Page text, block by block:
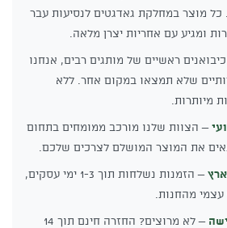
מוצר במחלקת גאדגטים לנסיעות עבר
ומגיע עם אחריות יצרן מלאה.
ראשיים של מותגים רבים, אנחנו
שלא תמצאו במקום אחר. ללא
מיותרות.
– הצוות שלנו מורכב ממומחים בתחום
את המוצר המושלם לצרכים שלכם.
– הזמנות נשלחות תוך 1-3 ימי עסקים,
מהחנות.
– לא מרוצים? החזרה חינם תוך 14